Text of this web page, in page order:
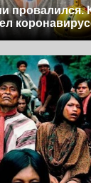
провалился.